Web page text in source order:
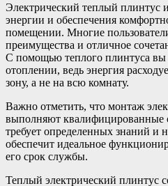
Электрический теплый плинтус
энергии и обеспечения
помещении. Многие
преимущества и отличное
С помощью теплого плинтуса вы
отоплении, ведь энергия
зону, а не на всю комнату.
Важно отметить, что монтаж
выполняют квалифицированные
требует определенных знаний и
обеспечит идеальное
его срок службы.
Теплый электрический плинтус